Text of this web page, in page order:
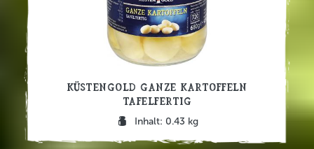
Küstengold Ganze Kartoffeln
tafelfertig
Inhalt: 0.43 kg